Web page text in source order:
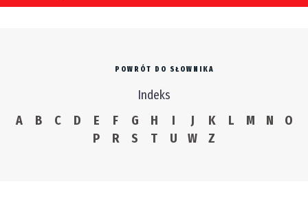
POWRÓT DO SŁOWNIKA
Indeks
A
B C D E F G H I J K L M N
O
P
R S T U W Z